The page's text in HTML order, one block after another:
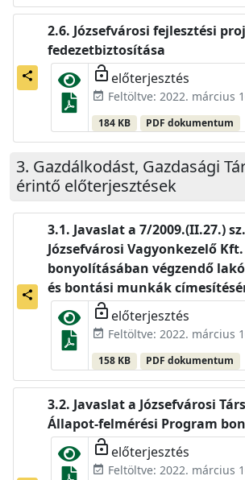
share
Józsefvárosi fejlesztési
fedezetbiztosítása
lock_open előterjesztés
event_available Feltöltve: 2022. március
184 KB PDF dokumentum
Gazdálkodást, Gazdasági
érintő előterjesztések
share
Javaslat a 7/2009.(II.27.)
Józsefvárosi Vagyonkezelő Kft.
bonyolításában végzendő
és bontási munkák
lock_open előterjesztés
event_available Feltöltve: 2022. március
158 KB PDF dokumentum
Javaslat a Józsefvárosi
Állapot-felmérési Program
lock_open előterjesztés
event_available Feltöltve: 2022. március